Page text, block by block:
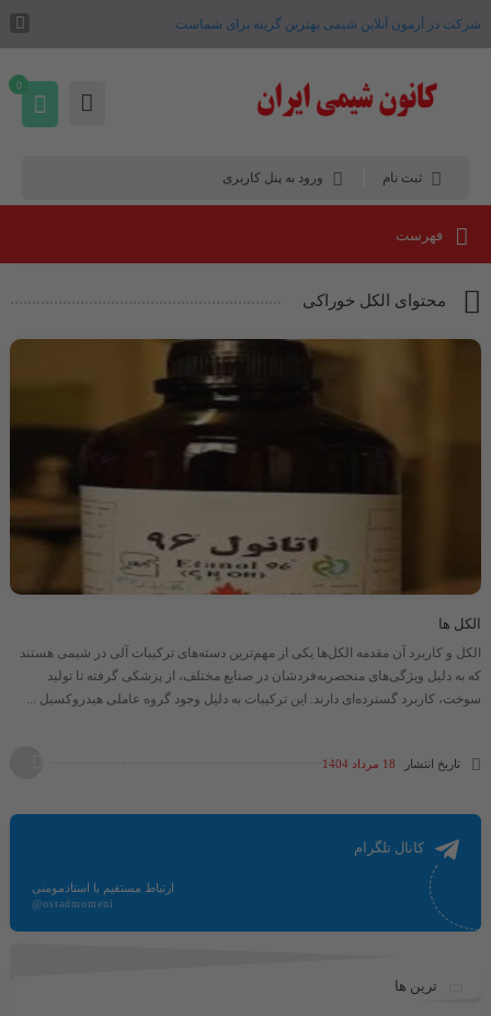
شرکت در آزمون آنلاین شیمی بهترین گزینه برای شماست .
ثبت نام ورود به پنل کاربری
0
فهرست
محتوای الکل خوراکی
الکل ها
الکل و کاربرد آن مقدمه الکل‌ها یکی از مهم‌ترین دسته‌های ترکیبات آلی در شیمی هستند
که به دلیل ویژگی‌های منحصربه‌فردشان در صنایع مختلف، از پزشکی گرفته تا تولید
سوخت، کاربرد گسترده‌ای دارند. این ترکیبات به دلیل وجود گروه عاملی هیدروکسیل ...
تاریخ انتشار 18 مرداد 1404
کانال تلگرام
ارتباط مستقیم با استادمومنی
@ostadmomeni
ترین ها